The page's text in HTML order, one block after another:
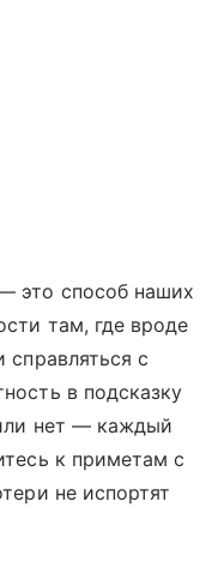
это способ наших
там, где вроде
с
в подсказку
нет — каждый
к приметам с
не испортят